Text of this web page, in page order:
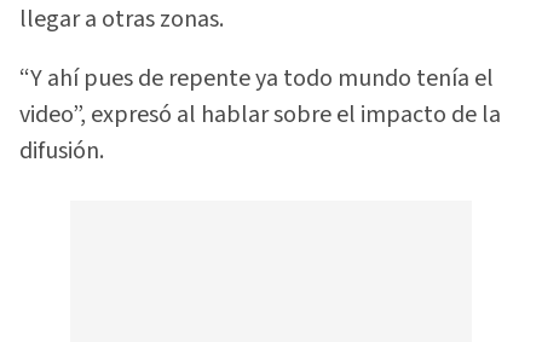
llegar a otras zonas.
“Y ahí pues de repente ya todo mundo tenía el
video”, expresó al hablar sobre el impacto de la
difusión.